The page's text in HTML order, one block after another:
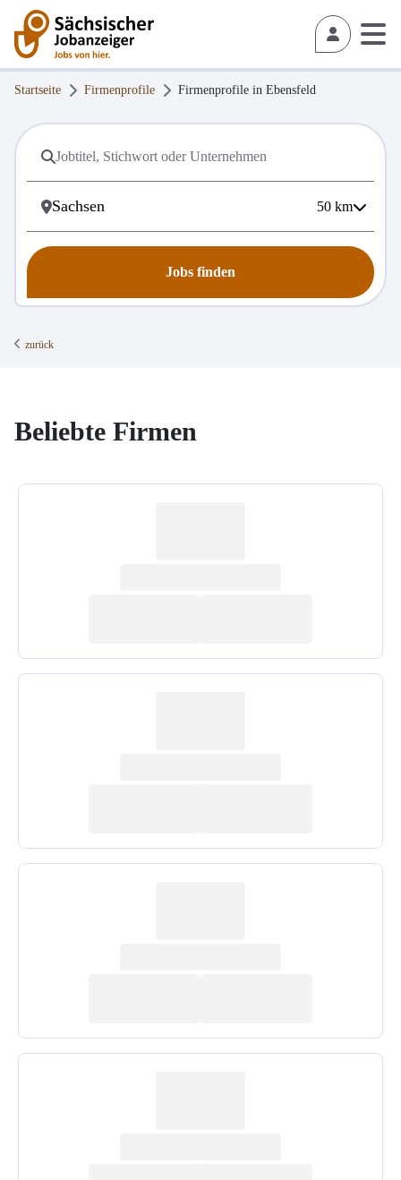
Startseite Firmenprofile Firmenprofile in Ebensfeld
50 km
Jobs finden
zurück
Beliebte Firmen